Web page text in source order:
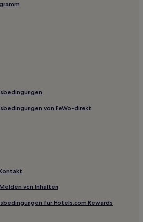
in Terre Haute
Frühstück in Indianapolis
in Seymour
in Bloomington
in Bloomington
von FeWo-direkt
von Inhalten
für Hotels.com Rewards